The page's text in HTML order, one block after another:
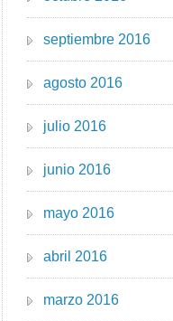
septiembre 2016
agosto 2016
julio 2016
junio 2016
mayo 2016
abril 2016
marzo 2016